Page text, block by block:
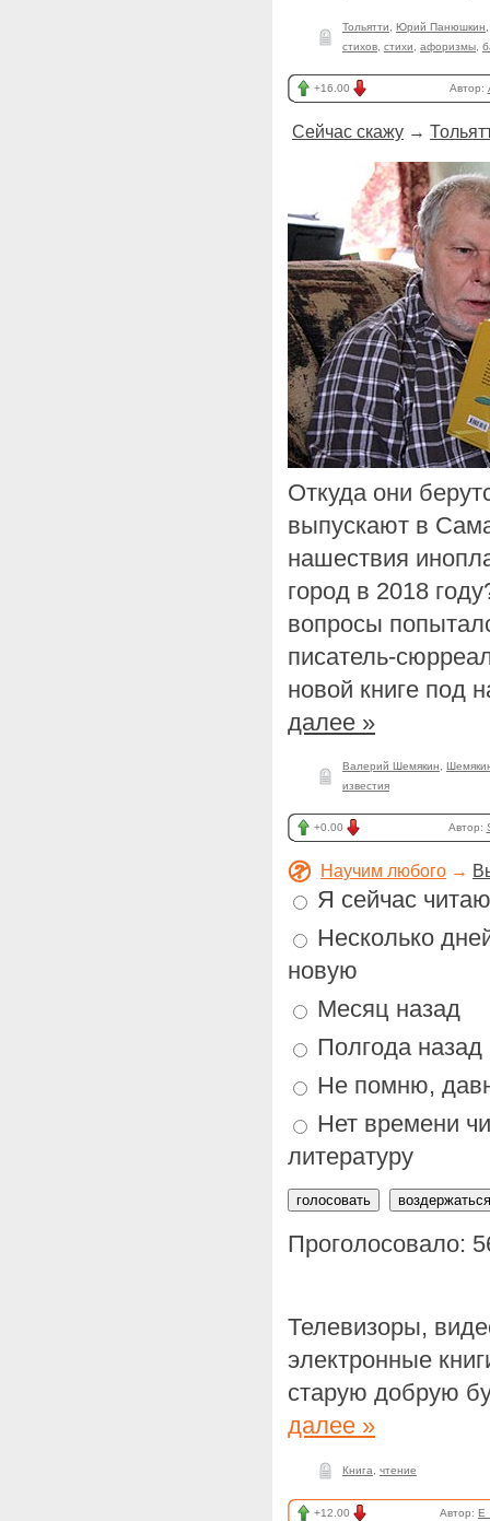
Тольятти Юрий Панюшкин
стихов стихи афоризмы
+16.00 Автор:
Сейчас скажу →
Откуда они
выпускают в
нашествия
город в 2018
вопросы
писатель-
новой книге под
далее »
Валерий Шемякин
известия
+0.00 Автор:
Научим любого →
Я сейчас читаю
Несколько
новую
Месяц назад
Полгода назад
Не помню,
Нет времени
литературу
Проголосовало:
Телевизоры,
электронные
старую добрую
далее »
Книга чтение
+12.00 Автор: